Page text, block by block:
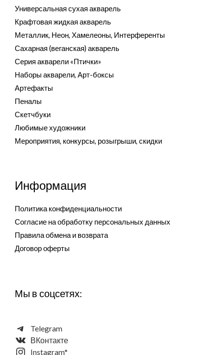
Универсальная сухая акварель
Крафтовая жидкая акварель
Металлик, Неон, Хамелеоны, Интерференты
Сахарная (веганская) акварель
Серия акварели «Птички»
Наборы акварели, Арт-боксы
Артефакты
Пеналы
Скетчбуки
Любимые художники
Мероприятия, конкурсы, розыгрыши, скидки
Информация
Политика конфиденциальности
Согласие на обработку персональных данных
Правила обмена и возврата
Договор оферты
Мы в соцсетях:
Telegram
ВКонтакте
Instagram*